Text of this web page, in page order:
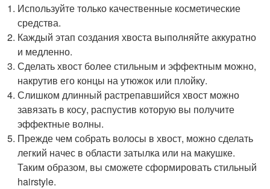
Используйте только качественные косметические
средства.
Каждый этап создания хвоста выполняйте аккуратно
и медленно.
Сделать хвост более стильным и эффектным можно,
накрутив его концы на утюжок или плойку.
Слишком длинный растрепавшийся хвост можно
завязать в косу, распустив которую вы получите
эффектные волны.
Прежде чем собрать волосы в хвост, можно сделать
легкий начес в области затылка или на макушке.
Таким образом, вы сможете сформировать стильный
hairstyle.